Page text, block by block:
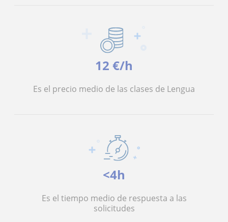
12 €/h
Es el precio medio de las clases de Lengua
<4h
Es el tiempo medio de respuesta a las
solicitudes